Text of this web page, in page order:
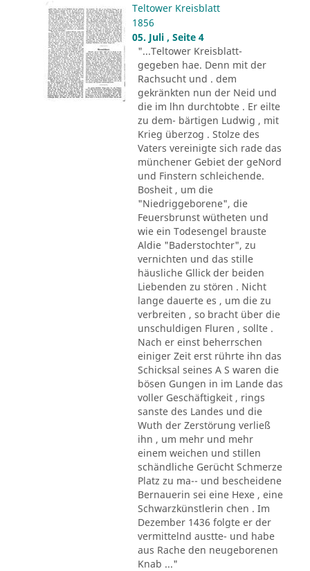
Teltower Kreisblatt
1856
05. Juli , Seite 4
"...Teltower Kreisblatt-
gegeben hae. Denn mit der
Rachsucht und . dem
gekränkten nun der Neid und
die im lhn durchtobte . Er eilte
zu dem- bärtigen Ludwig , mit
Krieg überzog . Stolze des
Vaters vereinigte sich rade das
münchener Gebiet der geNord
und Finstern schleichende.
Bosheit , um die
"Niedriggeborene", die
Feuersbrunst wütheten und
wie ein Todesengel brauste
Aldie "Baderstochter", zu
vernichten und das stille
häusliche Gllick der beiden
Liebenden zu stören . Nicht
lange dauerte es , um die zu
verbreiten , so bracht über die
unschuldigen Fluren , sollte .
Nach er einst beherrschen
einiger Zeit erst rührte ihn das
Schicksal seines A S waren die
bösen Gungen in im Lande das
voller Geschäftigkeit , rings
sanste des Landes und die
Wuth der Zerstörung verließ
ihn , um mehr und mehr
einem weichen und stillen
schändliche Gerücht Schmerze
Platz zu ma-- und bescheidene
Bernauerin sei eine Hexe , eine
Schwarzkünstlerin chen . Im
Dezember 1436 folgte er der
vermittelnd austte- und habe
aus Rache den neugeborenen
Knab ..."